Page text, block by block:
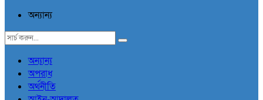
অন্যান্য
অন্যান্য
অপরাধ
অর্থনীতি